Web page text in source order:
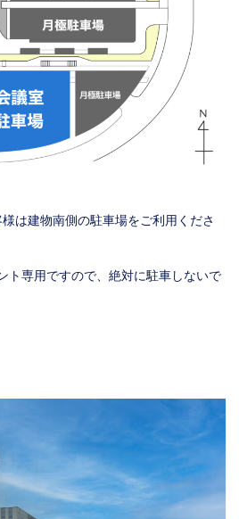
は建物南側の駐車場をご利用くださ
ト専用ですので、絶対に駐車しないで